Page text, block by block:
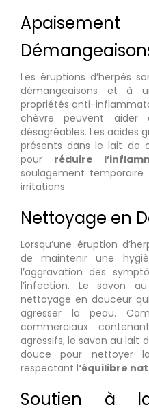
Les éruptions d’herpès
démangeaisons et à
propriétés anti-
chèvre peuvent aider
désagréables. Les acides
présents dans le lait de
pour réduire
soulagement
irritations.
Nettoyage en
Lorsqu’une éruption
de maintenir une
l’aggravation des
l’infection. Le savon
nettoyage en douceur
agresser la peau.
commerciaux
agressifs, le savon au lait
douce pour nettoyer
respectant l‘équilibre
Soutien à la